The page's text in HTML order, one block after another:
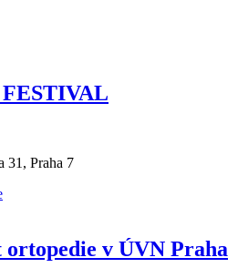
Praha 7
ortopedie v ÚVN Praha